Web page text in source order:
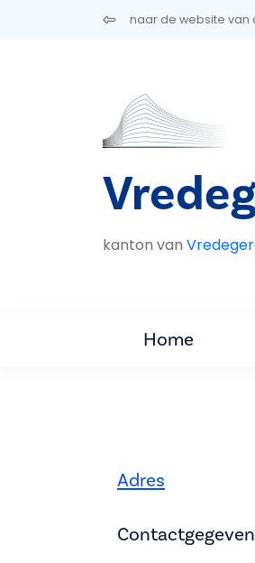
Overslaan en naar de inhoud gaan
naar de website van
kanton van
Home
Adres